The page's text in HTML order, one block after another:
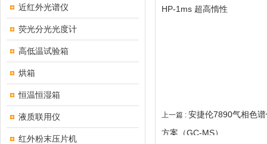
近红外光谱仪
荧光分光光度计
高低温试验箱
烘箱
恒温恒湿箱
液质联用仪
红外粉末压片机
HP-1ms 超高惰性
上一篇 : 安捷伦7890气相色
方案（GC-MS）